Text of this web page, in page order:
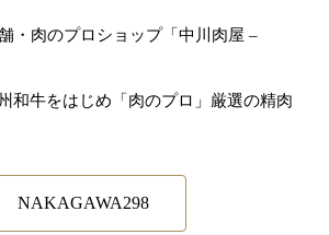
・肉のプロショップ「中川肉屋 –
和牛をはじめ「肉のプロ」厳選の精肉
NAKAGAWA298